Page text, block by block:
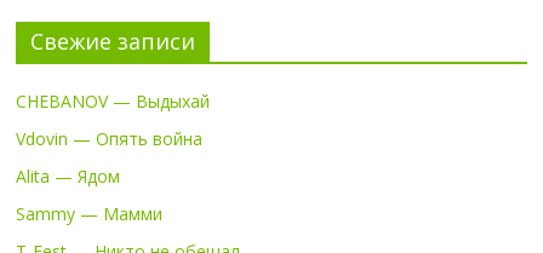
Свежие записи
CHEBANOV — Выдыхай
Vdovin — Опять война
Alita — Ядом
Sammy — Мамми